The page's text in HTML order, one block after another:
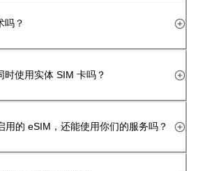
吗？
使用实体 SIM 卡吗？
用的 eSIM，还能使用你们的服务吗？